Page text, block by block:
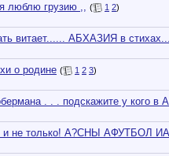
люблю грузию ,, ( 1 2)
витает...... АБХАЗИЯ в
о родине ( 1 2 3)
. . . подскажите у кого в
и не только! А?СНЫ АФУТБОЛ